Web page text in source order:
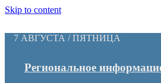
Skip to content
7 АВГУСТА / ПЯТНИЦА
Региональное